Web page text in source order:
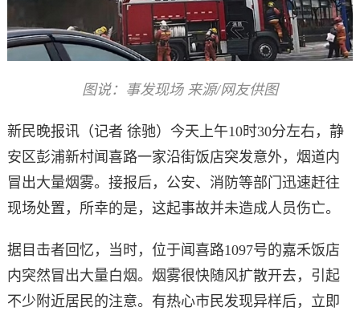
图说：事发现场 来源/网友供图
新民晚报讯（记者 徐驰）今天上午10时30分左右，静
安区彭浦新村闻喜路一家沿街饭店突发意外，烟道内
冒出大量烟雾。接报后，公安、消防等部门迅速赶往
现场处置，所幸的是，这起事故并未造成人员伤亡。
据目击者回忆，当时，位于闻喜路1097号的嘉禾饭店
内突然冒出大量白烟。烟雾很快随风扩散开去，引起
不少附近居民的注意。有热心市民发现异样后，立即